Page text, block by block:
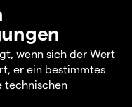
wenn sich der Wert
er ein bestimmtes
technischen